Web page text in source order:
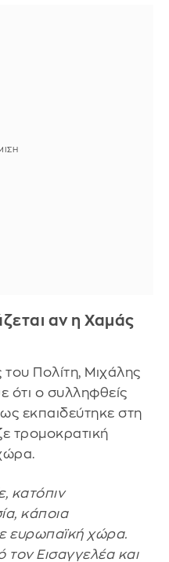
αν η Χαμάς
Πολίτη, Μιχάλης
ότι ο συλληφθείς
εκπαιδεύτηκε στη
τρομοκρατική
κατόπιν
κάποια
ευρωπαϊκή χώρα.
τον Εισαγγελέα και